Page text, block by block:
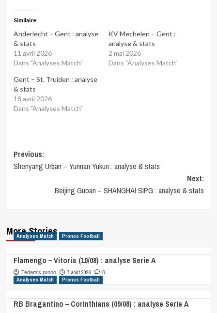
Similaire
Anderlecht – Gent : analyse
& stats
11 avril 2026
Dans "Analyses Match"
KV Mechelen – Gent :
analyse & stats
2 mai 2026
Dans "Analyses Match"
Gent – St. Truiden : analyse
& stats
18 avril 2026
Dans "Analyses Match"
Post
navigation
Previous:
Shenyang Urban – Yunnan Yukun : analyse & stats
Next:
Beijing Guoan – SHANGHAI SIPG : analyse & stats
More Stories
Analyses Match Pronos Football
Flamengo – Vitoria (10/08) : analyse Serie A
Tedam's prono 7 août 2026 0
Analyses Match Pronos Football
RB Bragantino – Corinthians (09/08) : analyse Serie A